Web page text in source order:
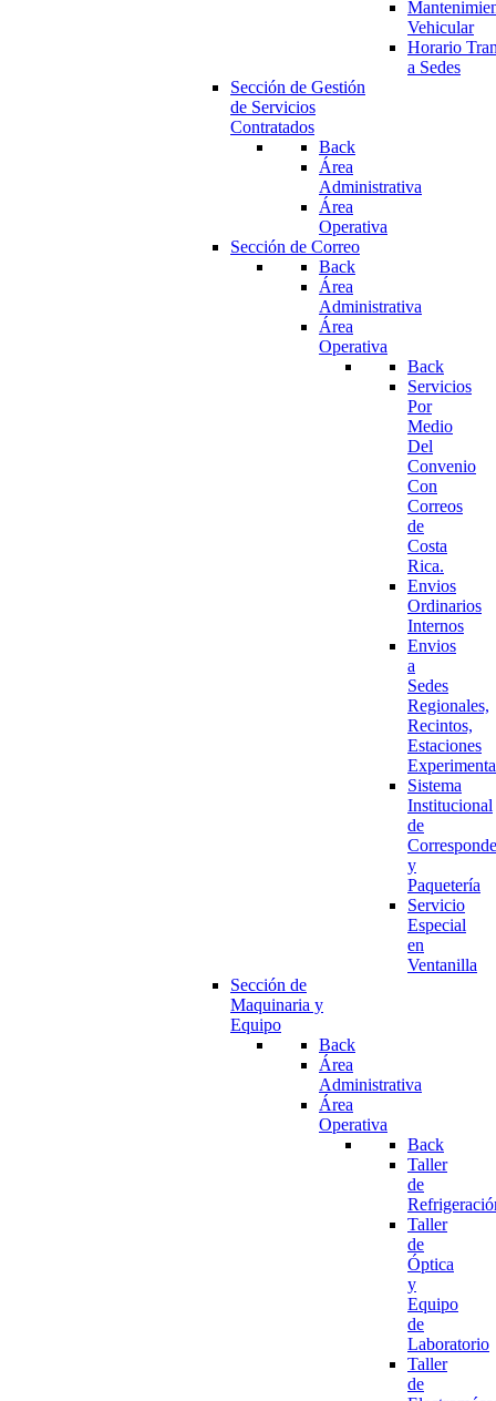
Vehicular
Horario
a Sedes
Sección de Gestión
de Servicios
Contratados
Back
Área
Administrativa
Área
Operativa
Sección de Correo
Back
Área
Administrativa
Área
Operativa
Back
Servicios
Por
Medio
Del
Convenio
Con
Correos
de
Costa
Rica.
Envios
Ordinarios
Internos
Envios
a
Sedes
Regionales,
Recintos,
Estaciones
Sistema
Institucional
de
y
Paquetería
Servicio
Especial
en
Ventanilla
Sección de
Maquinaria y
Equipo
Back
Área
Administrativa
Área
Operativa
Back
Taller
de
Taller
de
Óptica
y
Equipo
de
Laboratorio
Taller
de